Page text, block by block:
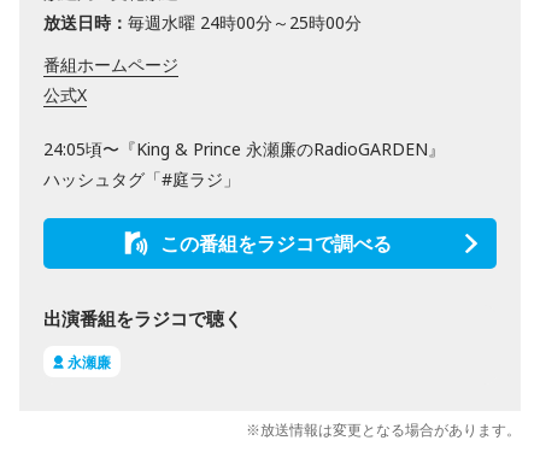
放送日時： 毎週水曜 24時00分～25時00分
番組ホームページ
公式X
24:05頃〜『King & Prince 永瀬廉のRadioGARDEN』
ハッシュタグ「#庭ラジ」
この番組をラジコで調べる
出演番組をラジコで聴く
永瀬廉
※放送情報は変更となる場合があります。